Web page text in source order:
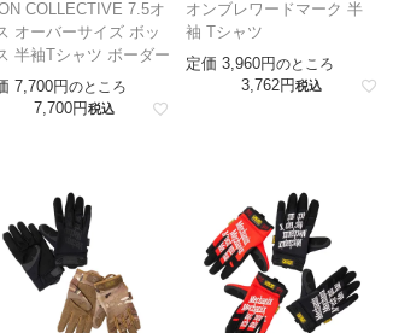
COLLECTIVE 7.5オ
オーバーサイズ ボッ
半袖Tシャツ ボーダー
7,700 のところ
7,700 税込
オンブレワードマーク 半
袖 Tシャツ
定価 3,960 のところ
3,762 税込